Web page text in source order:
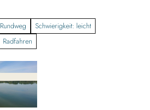
Rundweg
Schwierigkeit: leicht
Radfahren